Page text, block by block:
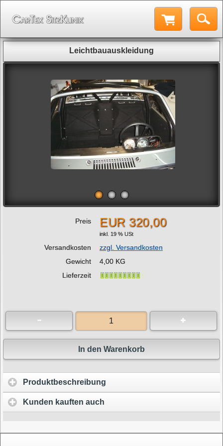
Leichtbauauskleidung
Preis EUR 320,00
inkl. 19 % USt
Versandkosten
zzgl. Versandkosten
Gewicht
4,00 KG
Lieferzeit
In den Warenkorb
Produktbeschreibung
Kunden kauften auch